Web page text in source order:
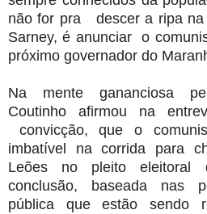
não for pra descer a ripa na
Sarney, é anunciar o
próximo governador do
Na mente gananciosa
Coutinho afirmou na
convicção, que o
imbatível na corrida para
Leões no pleito eleitoral
conclusão, baseada nas
pública que estão sendo